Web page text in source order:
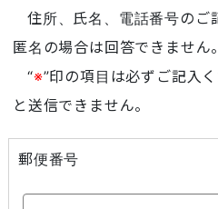
住所、氏名、電話番号のご
匿名の場合は回答できません。
“※”印の項目は必ずご記入
と送信できません。
郵便番号